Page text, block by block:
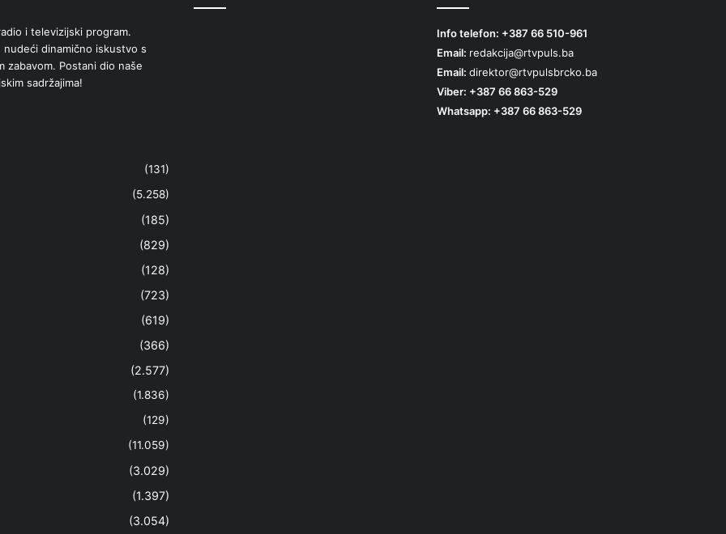
i televizijski program.
nudeći dinamično iskustvo s
zabavom. Postani dio naše
sadržajima!
(131)
(5.258)
(185)
(829)
(128)
(723)
(619)
(366)
(2.577)
(1.836)
(129)
(11.059)
(3.029)
(1.397)
(3.054)
Info telefon: +387 66 510-961
Email: redakcija@rtvpuls.ba
Email: direktor@rtvpulsbrcko.ba
Viber: +387 66 863-529
Whatsapp: +387 66 863-529